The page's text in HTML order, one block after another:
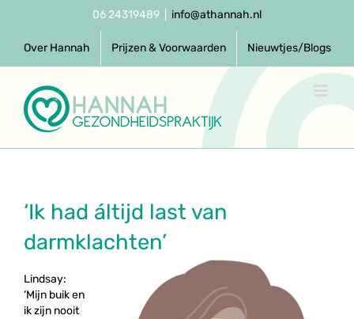
06 24319489 info@athannah.nl
Over Hannah Prijzen & Voorwaarden Nieuwtjes/Blogs
‘Ik had áltijd last van
darmklachten’
Lindsay:
‘Mijn buik en
ik zijn nooit